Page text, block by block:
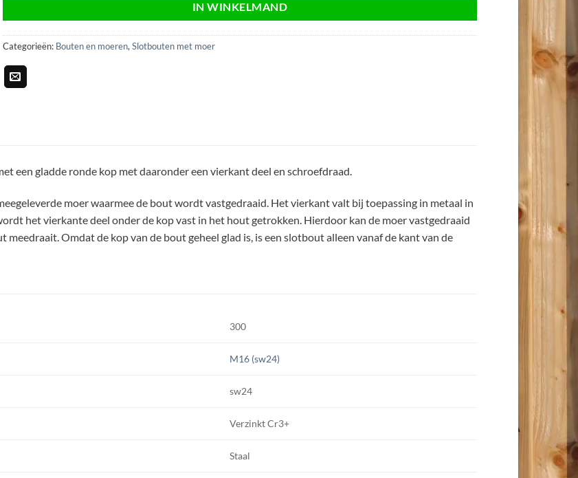
IN WINKELMAND
Categorieën: Bouten en moeren, Slotbouten met moer
een gladde ronde kop met daaronder een vierkant deel en schroefdraad.
moer waarmee de bout wordt vastgedraaid. Het vierkant valt bij toepassing in metaal in
het vierkante deel onder de kop vast in het hout getrokken. Hierdoor kan de moer vastgedraaid
meedraait. Omdat de kop van de bout geheel glad is, is een slotbout alleen vanaf de kant van de
300
M16 (sw24)
sw24
Verzinkt Cr3+
Staal